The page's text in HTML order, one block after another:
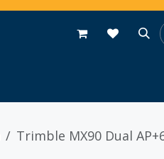
Contact
Trimble MX90 Dual